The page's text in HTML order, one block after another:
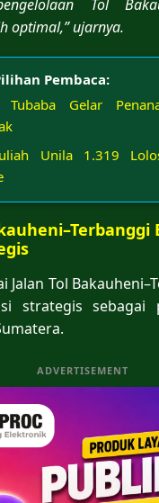
Tol
optimal,” ujarnya.
Pembaca:
Tubaba Gelar
Unila 1.319
Jalan Tol
strategis sebagai
ADVERTISEMENT